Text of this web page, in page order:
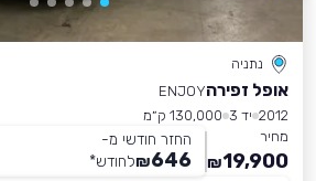
נתניה
אופל זפירהENJOY
2012 יד 3
130,000 ק״מ
מחיר
19,900
₪
החזר חודשי מ-
646
₪לחודש*